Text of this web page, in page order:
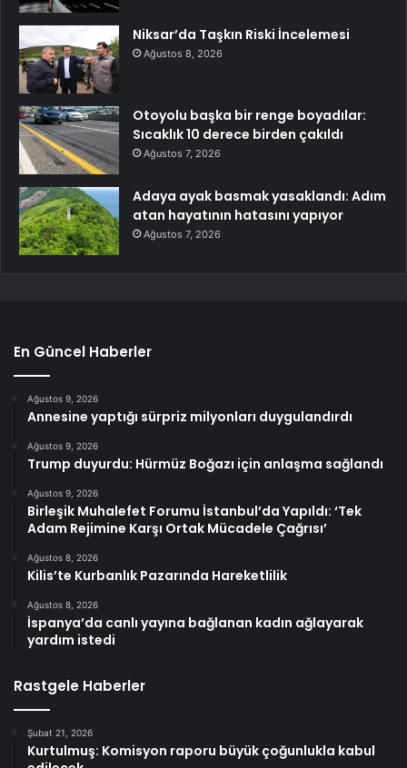
Niksar’da Taşkın Riski İncelemesi
Ağustos 8, 2026
Otoyolu başka bir renge boyadılar:
Sıcaklık 10 derece birden çakıldı
Ağustos 7, 2026
Adaya ayak basmak yasaklandı: Adım
atan hayatının hatasını yapıyor
Ağustos 7, 2026
En Güncel Haberler
Ağustos 9, 2026
Annesine yaptığı sürpriz milyonları duygulandırdı
Ağustos 9, 2026
Trump duyurdu: Hürmüz Boğazı için anlaşma sağlandı
Ağustos 9, 2026
Birleşik Muhalefet Forumu İstanbul’da Yapıldı: ‘Tek
Adam Rejimine Karşı Ortak Mücadele Çağrısı’
Ağustos 8, 2026
Kilis’te Kurbanlık Pazarında Hareketlilik
Ağustos 8, 2026
İspanya’da canlı yayına bağlanan kadın ağlayarak
yardım istedi
Rastgele Haberler
Şubat 21, 2026
Kurtulmuş: Komisyon raporu büyük çoğunlukla kabul